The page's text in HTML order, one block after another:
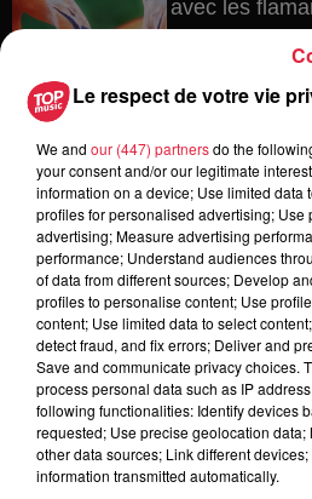
avec les
Les dernières
pape à Metz
5 août 2026
Europa-Park :
l’après Euro-
Le respect de votre vie
We and our (447) partnersdo the
your consent and/or our legitimate
information on a device; Use limited data
profiles for personalised advertising; Use
advertising; Measure advertising
performance; Understand audiences
of data from different sources; Develop
profiles to personalise content; Use
content; Use limited data to select
detect fraud, and fix errors; Deliver and
Save and communicate privacy choices.
process personal data such as IP
following functionalities: Identify devices
requested; Use precise geolocation
other data sources; Link different
information transmitted automatically.